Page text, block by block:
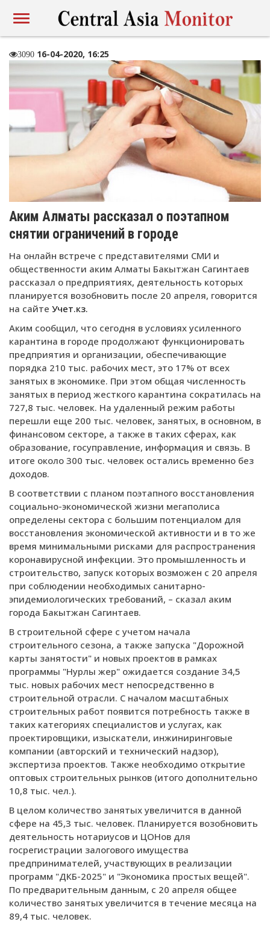
3090 16-04-2020, 16:25
Аким Алматы рассказал о поэтапном
снятии ограничений в городе
На онлайн встрече с представителями СМИ и
общественности аким Алматы Бакытжан Сагинтаев
рассказал о предприятиях, деятельность которых
планируется возобновить после 20 апреля, говорится
на сайте Учет.кз.
Аким сообщил, что сегодня в условиях усиленного
карантина в городе продолжают функционировать
предприятия и организации, обеспечивающие
порядка 210 тыс. рабочих мест, это 17% от всех
занятых в экономике. При этом общая численность
занятых в период жесткого карантина сократилась на
727,8 тыс. человек. На удаленный режим работы
перешли еще 200 тыс. человек, занятых, в основном, в
финансовом секторе, а также в таких сферах, как
образование, госуправление, информация и связь. В
итоге около 300 тыс. человек остались временно без
доходов.
В соответствии с планом поэтапного восстановления
социально-экономической жизни мегаполиса
определены сектора с большим потенциалом для
восстановления экономической активности и в то же
время минимальными рисками для распространения
коронавирусной инфекции. Это промышленность и
строительство, запуск которых возможен с 20 апреля
при соблюдении необходимых санитарно-
эпидемиологических требований, – сказал аким
города Бакытжан Сагинтаев.
В строительной сфере с учетом начала
строительного сезона, а также запуска "Дорожной
карты занятости" и новых проектов в рамках
программы "Нурлы жер" ожидается создание 34,5
тыс. новых рабочих мест непосредственно в
строительной отрасли. С началом масштабных
строительных работ появится потребность также в
таких категориях специалистов и услугах, как
проектировщики, изыскатели, инжиниринговые
компании (авторский и технический надзор),
экспертиза проектов. Также необходимо открытие
оптовых строительных рынков (итого дополнительно
10,8 тыс. чел.).
В целом количество занятых увеличится в данной
сфере на 45,3 тыс. человек. Планируется возобновить
деятельность нотариусов и ЦОНов для
госрегистрации залогового имущества
предпринимателей, участвующих в реализации
программ "ДКБ-2025" и "Экономика простых вещей".
По предварительным данным, с 20 апреля общее
количество занятых увеличится в течение месяца на
89,4 тыс. человек.